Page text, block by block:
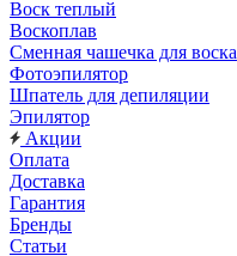
Воск теплый
Воскоплав
Сменная чашечка для воска
Фотоэпилятор
Шпатель для депиляции
Эпилятор
Акции
Оплата
Доставка
Гарантия
Бренды
Статьи